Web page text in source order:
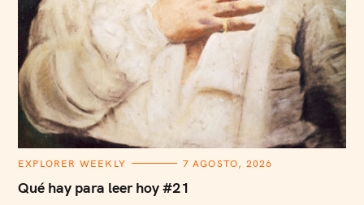
C
T
E
EXPLORER WEEKLY 7 AGOSTO, 2026
Qué hay para leer hoy #21